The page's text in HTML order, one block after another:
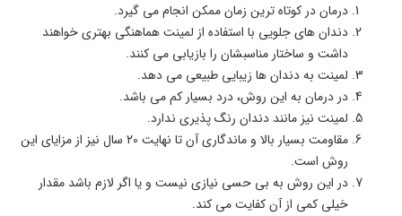
درمان در کوتاه ترین زمان ممکن انجام می گیرد.
دندان های جلویی با استفاده از لمینت هماهنگی بهتری خواهند
داشت و ساختار مناسبشان را بازیابی می کنند.
لمینت به دندان ها زیبایی طبیعی می دهد.
در درمان به این روش، درد بسیار کم می باشد.
لمینت نیز مانند دندان رنگ پذیری ندارد.
مقاومت بسیار بالا و ماندگاری آن تا نهایت 20 سال نیز از مزایای این
روش است.
در این روش به بی حسی نیازی نیست و یا اگر لازم باشد مقدار
خیلی کمی از آن کفایت می کند.